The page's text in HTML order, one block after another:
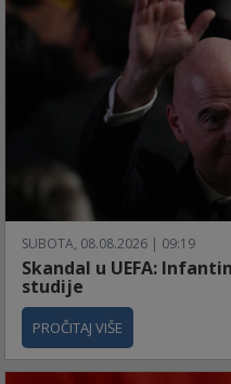
SUBOTA, 08.08.2026 | 09:19
Skandal u UEFA:
studije
PROČITAJ VIŠE